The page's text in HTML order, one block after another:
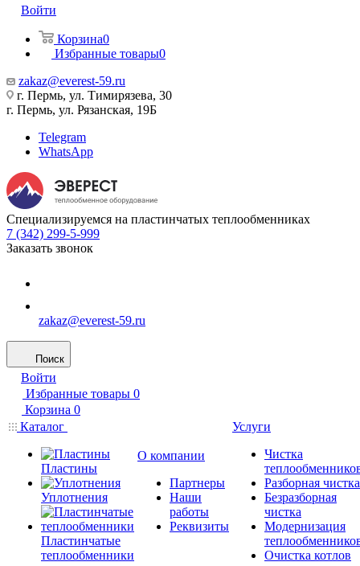
Войти
Корзина0
Избранные товары0
zakaz@everest-59.ru
г. Пермь, ул. Тимирязева, 30
г. Пермь, ул. Рязанская, 19Б
Telegram
WhatsApp
Специализируемся на пластинчатых теплообменниках
7 (342) 299-5-999
Заказать звонок
zakaz@everest-59.ru
Поиск
Войти
Избранные товары 0
Корзина 0
Каталог
Пластины
Уплотнения
Пластинчатые
теплообменники
О компании
Партнеры
Наши
работы
Реквизиты
Услуги
Чистка
Разборная чистка
Безразборная
чистка
Модернизация
Очистка котлов